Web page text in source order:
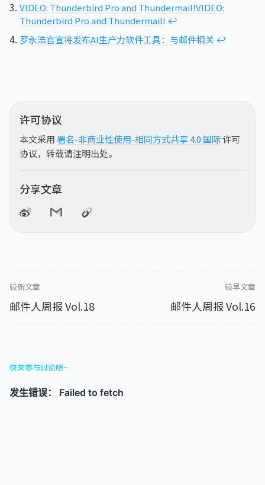
VIDEO: Thunderbird Pro and Thundermail!VIDEO:
Thunderbird Pro and Thundermail! ↩︎
罗永浩官宣将发布AI生产力软件工具：与邮件相关 ↩︎
许可协议
本文采用署名-非商业性使用-相同方式共享 4.0 国际许可
协议，转载请注明出处。
分享文章
较新文章
邮件人周报 Vol.18
较早文章
邮件人周报 Vol.16
快来参与讨论吧~